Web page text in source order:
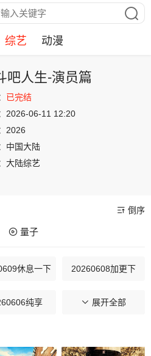
综艺 动漫
吧人生-演员篇
已完结
2026-06-11 12:20
2026
中国大陆
大陆综艺
倒序
量子
休息一下 20260608加更下
纯享 20260606下
展开全部